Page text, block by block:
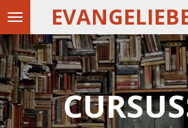
Ga
direct
naar
de
hoofdinhoud